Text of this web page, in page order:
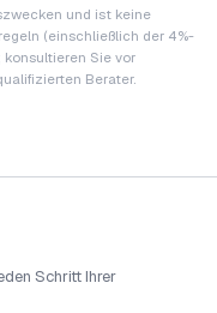
und ist keine
(einschließlich der 4%-
Sie vor
Berater.
Schritt Ihrer